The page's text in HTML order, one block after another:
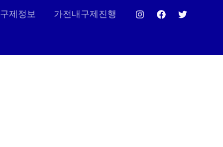
제정보 가전내구제진행